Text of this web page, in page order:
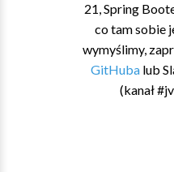
21, Spring
co tam sobie
wymyślimy,
GitHubalub
(kanał